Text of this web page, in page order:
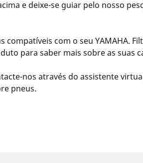
e deixe-se guiar pelo nosso
compatíveis com o seu YAMAHA.
para saber mais sobre as
nos através do assistente
pneus.